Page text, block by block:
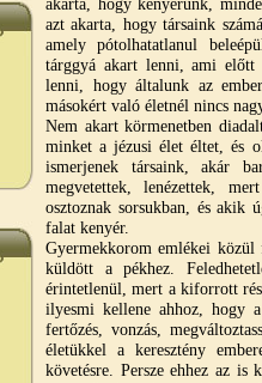
azt akarta, hogy társaink
amely pótolhatatlanul
tárggyá akart lenni, ami előtt
lenni, hogy általunk az
másokért való életnél nincs
Nem akart körmenetben
minket a jézusi élet éltet, és
ismerjenek társaink, akár
megvetettek, lenézettek,
osztoznak sorsukban, és akik
falat kenyér.
Gyermekkorom emlékei
küldött a pékhez.
érintetlenül, mert a kiforrott
ilyesmi kellene ahhoz, hogy
fertőzés, vonzás,
életükkel a keresztény
követésre. Persze ehhez az